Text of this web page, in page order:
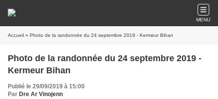
MENU
Accueil » Photo de la randonnée du 24 septembre 2019 - Kermeur Bihan
Photo de la randonnée du 24 septembre 2019 -
Kermeur Bihan
Publié le 29/09/2019 à 15:00
Par Dre Ar Vinojenn